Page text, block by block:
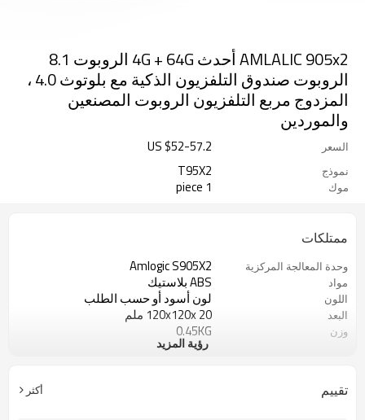
AMLALIC 905x2 أحدث 4G + 64G الروبوت 8.1
الروبوت صندوق التلفزيون الذكية مع بلوتوث 4.0 ،
المزدوج مربع التلفزيون الروبوت المصنعين
والموردين
السعر US $52-57.2
نموذج T95X2
موك 1 piece
ممتلكات
وحدة المعالجة المركزية Amlogic S905X2
مواد ABS بلاستيك
اللون لون أسود أو حسب الطلب
البعد 120x120x 20 ملم
وزن 0.45KG
100000 / pcs
موعد التسليم
رؤية المزيد
تقييم أكثر